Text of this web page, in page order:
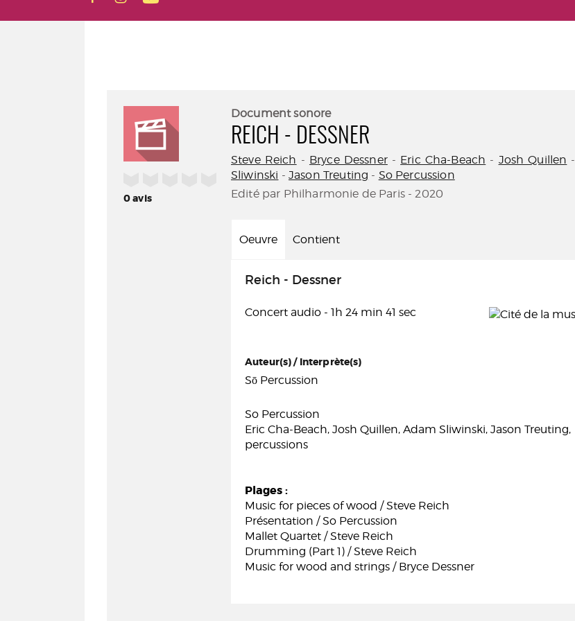
0avis
Document sonore
REICH - DESSNER
Steve Reich - Bryce Dessner- Eric Cha-Beach - Josh Quillen -
Sliwinski - Jason Treuting - So Percussion
Edité par Philharmonie de Paris - 2020
Oeuvre Contient
Reich - Dessner
Concert audio - 1h 24 min 41 sec
Auteur(s) / Interprète(s)
Sō Percussion
So Percussion
Eric Cha-Beach, Josh Quillen, Adam Sliwinski, Jason Treuting,
percussions
Plages :
Music for pieces of wood / Steve Reich
Présentation / So Percussion
Mallet Quartet / Steve Reich
Drumming (Part 1) / Steve Reich
Music for wood and strings / Bryce Dessner